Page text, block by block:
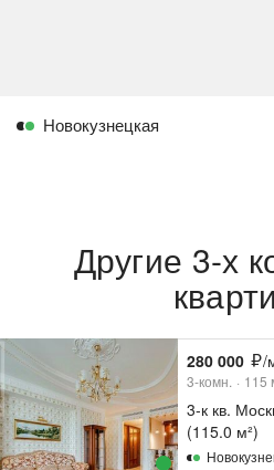
Новокузнецкая
Другие 3-х
280 000 /
3-комн. 115
3-к кв.
(115.0 м²)